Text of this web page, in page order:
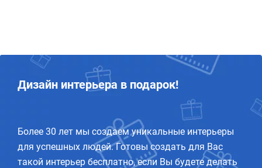
Дизайн интерьера в подарок!
Более 30 лет мы создаем уникальные интерьеры
для успешных людей. Готовы создать для Вас
такой интерьер бесплатно, если Вы будете делать